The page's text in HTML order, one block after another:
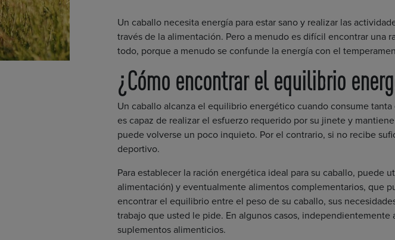
Un caballo necesita energía para estar sano y realizar las
través de la alimentación. Pero a menudo es difícil encontrar una
todo, porque a menudo se confunde la energía con el
¿Cómo encontrar el equilibrio
Un caballo alcanza el equilibrio energético cuando consume
es capaz de realizar el esfuerzo requerido por su jinete y
puede volverse un poco inquieto. Por el contrario, si no recibe
deportivo.
Para establecer la ración energética ideal para su caballo, puede
alimentación) y eventualmente alimentos complementarios, que
encontrar el equilibrio entre el peso de su caballo, sus
trabajo que usted le pide. En algunos casos,
suplementos alimenticios.